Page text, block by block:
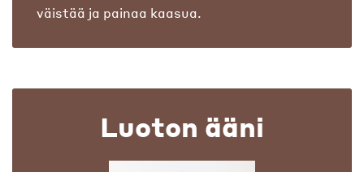
väistää ja painaa kaasua.
Luoton ääni